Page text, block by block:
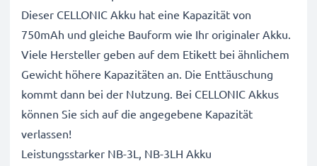
Dieser CELLONIC Akku hat eine Kapazität von
750mAh und gleiche Bauform wie Ihr originaler Akku.
Viele Hersteller geben auf dem Etikett bei ähnlichem
Gewicht höhere Kapazitäten an. Die Enttäuschung
kommt dann bei der Nutzung. Bei CELLONIC Akkus
können Sie sich auf die angegebene Kapazität
verlassen!
Leistungsstarker NB-3L, NB-3LH Akku